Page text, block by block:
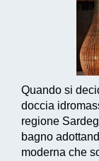
Quando si
doccia
regione
bagno
moderna che